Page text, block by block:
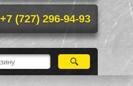
+7 (727) 296-94-93